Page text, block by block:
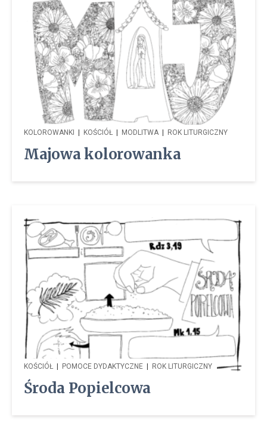
KOLOROWANKI KOŚCIÓŁ MODLITWA ROK LITURGICZNY
Majowa kolorowanka
KOŚCIÓŁ POMOCE DYDAKTYCZNE ROK LITURGICZNY
Środa Popielcowa